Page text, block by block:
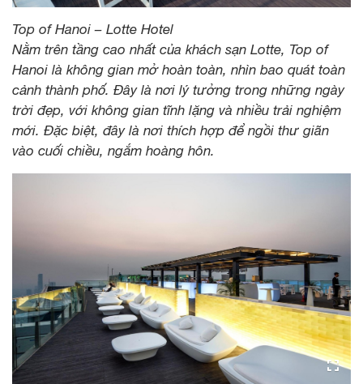
Top of Hanoi – Lotte Hotel
Nằm trên tầng cao nhất của khách sạn Lotte, Top of
Hanoi là không gian mở hoàn toàn, nhìn bao quát toàn
cảnh thành phố. Đây là nơi lý tưởng trong những ngày
trời đẹp, với không gian tĩnh lặng và nhiều trải nghiệm
mới. Đặc biệt, đây là nơi thích hợp để ngồi thư giãn
vào cuối chiều, ngắm hoàng hôn.